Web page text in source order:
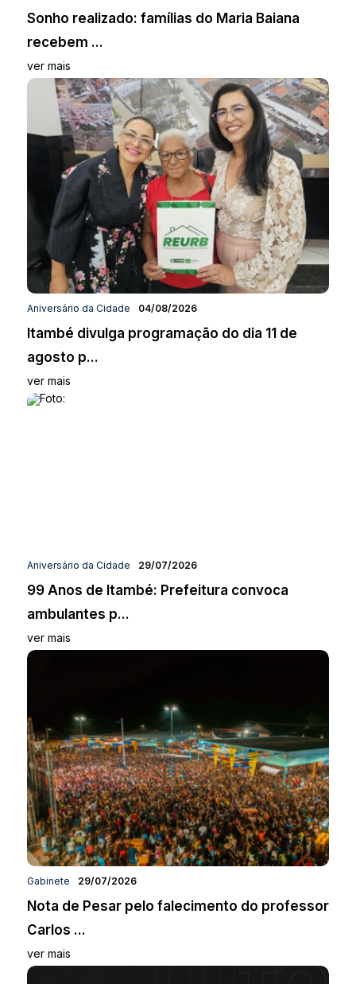
Sonho realizado: famílias do Maria Baiana
recebem ...
ver mais
Aniversário da Cidade 04/08/2026
Itambé divulga programação do dia 11 de
agosto p...
ver mais
Aniversário da Cidade 29/07/2026
99 Anos de Itambé: Prefeitura convoca
ambulantes p...
ver mais
Gabinete 29/07/2026
Nota de Pesar pelo falecimento do professor
Carlos ...
ver mais